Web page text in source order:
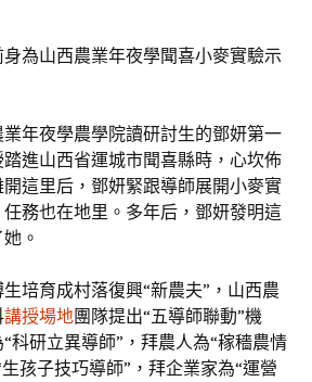
為山西農業年夜學聞喜小麥實驗示
業年夜學農學院讀研討生的鄧妍第一
進山西省運城市聞喜縣時，心坎佈
這里后，鄧妍緊跟導師展開小麥實
務也在地里。多年后，鄧妍發明這
。
培育成村落復興“新農夫”，山西農
講授場地團隊提出“五導師聯動”機
科研立異導師”，拜農人為“稼穡農情
孩子技巧導師”，拜企業家為“運營